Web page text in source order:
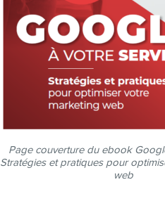
Page couverture du ebook
Stratégies et pratiques pour
web